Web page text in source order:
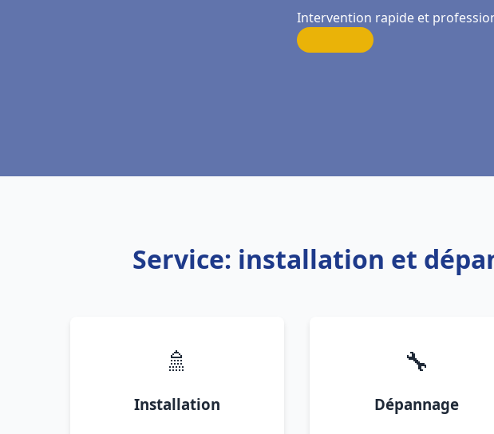
Intervention rapide et
Service: installation et
🚿
Installation
🔧
Dépannage